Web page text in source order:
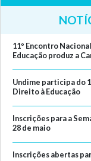
11º Encontro
Educação produz a
Undime participa do
Direito à Educação
Inscrições para a
28 de maio
Inscrições abertas